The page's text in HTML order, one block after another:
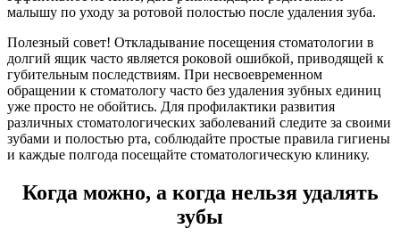
малышу по уходу за ротовой полостью после удаления зуба.
Полезный совет! Откладывание посещения стоматологии в
долгий ящик часто является роковой ошибкой, приводящей к
губительным последствиям. При несвоевременном
обращении к стоматологу часто без удаления зубных единиц
уже просто не обойтись. Для профилактики развития
различных стоматологических заболеваний следите за своими
зубами и полостью рта, соблюдайте простые правила гигиены
и каждые полгода посещайте стоматологическую клинику.
Когда можно, а когда нельзя удалять
зубы